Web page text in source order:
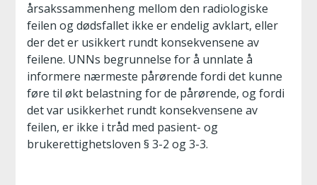
årsakssammenheng mellom den radiologiske
feilen og dødsfallet ikke er endelig avklart, eller
der det er usikkert rundt konsekvensene av
feilene. UNNs begrunnelse for å unnlate å
informere nærmeste pårørende fordi det kunne
føre til økt belastning for de pårørende, og fordi
det var usikkerhet rundt konsekvensene av
feilen, er ikke i tråd med pasient- og
brukerettighetsloven § 3-2 og 3-3.